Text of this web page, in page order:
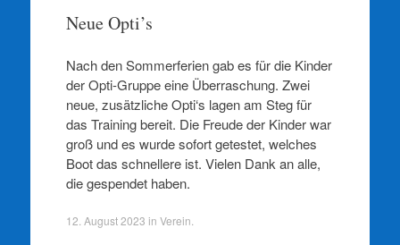
Neue Opti’s
Nach den Sommerferien gab es für die Kinder
der Opti-Gruppe eine Überraschung. Zwei
neue, zusätzliche Opti‘s lagen am Steg für
das Training bereit. Die Freude der Kinder war
groß und es wurde sofort getestet, welches
Boot das schnellere ist. Vielen Dank an alle,
die gespendet haben.
12. August 2023 in Verein